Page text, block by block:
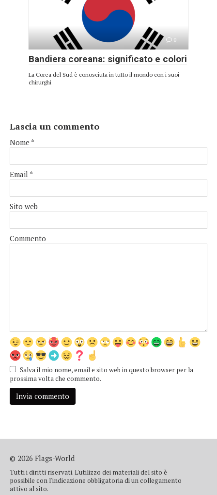
0
Bandiera coreana: significato e colori
La Corea del Sud è conosciuta in tutto il mondo con i suoi
chirurghi
Lascia un commento
Nome *
Email *
Sito web
Commento
Salva il mio nome, email e sito web in questo browser per la
prossima volta che commento.
© 2026 Flags-World
Tutti i diritti riservati. L'utilizzo dei materiali del sito è
possibile con l'indicazione obbligatoria di un collegamento
attivo al sito.